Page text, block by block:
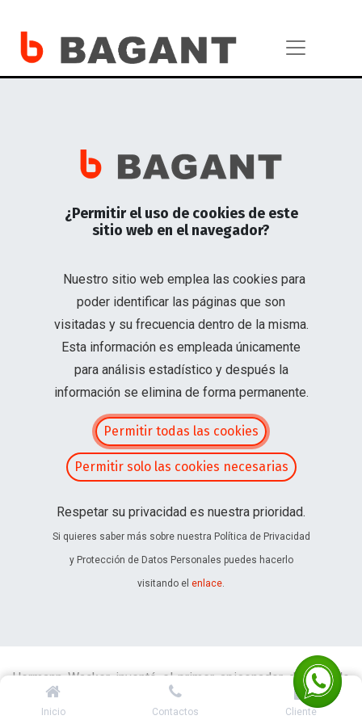
Iluminando y potenciando tus proyectos con calidad
Contáctanos
Maquinaria
Construccion
Torres de Iluminacion y Generadores
Wacker Neuson - Linea
Hermann Wacker inventó el primer apisonador del mundo
en 1930. Desde entonces se han producido muchas
Inicio Contactos Cliente
¿Permitir el uso de cookies de este
sitio web en el navegador?
Nuestro sitio web emplea las cookies para
poder identificar las páginas que son
visitadas y su frecuencia dentro de la misma.
Esta información es empleada únicamente
para análisis estadístico y después la
información se elimina de forma permanente.
Permitir todas las cookies
Permitir solo las cookies necesarias
Respetar su privacidad es nuestra prioridad.
Si quieres saber más sobre nuestra Política de Privacidad
y Protección de Datos Personales puedes hacerlo
visitando el enlace